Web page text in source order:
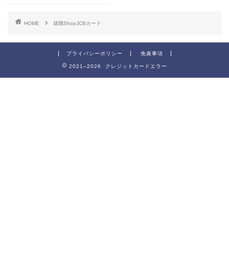
HOME 就職ShopJCBカード
プライバシーポリシー 免責事項
2021–2026 クレジットカードエラー